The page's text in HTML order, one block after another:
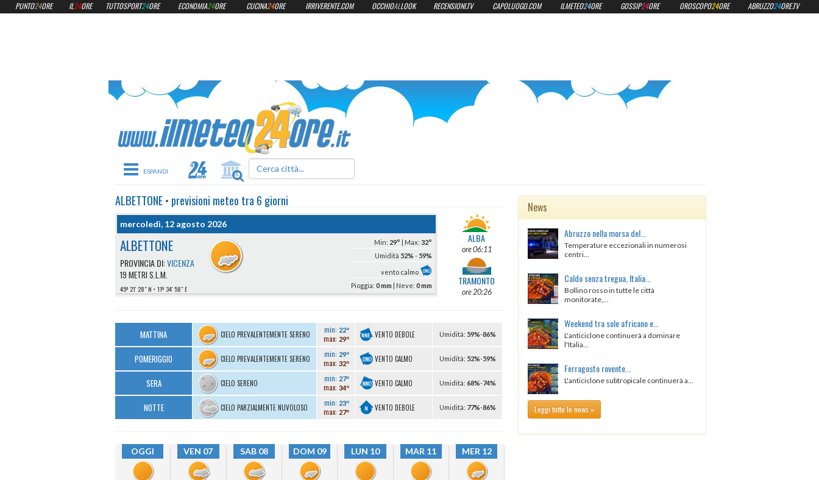
ilmeteo24ore.it
Toggle navigation
ALBETTONE• previsioni meteo tra 6 giorni
mercoledì, 12 agosto 2026
ALBETTONE
PROVINCIA DI:VICENZA
19 METRI S.L.M.
45º 21′ 28″ N 11º 34′ 58″ E
Min: 29° | Max:32°
Umidità 52%- 59%
vento calmo
Pioggia:0 mm | Neve:0 mm
ALBA
ore 06:11
TRAMONTO
ore 20:26
MATTINA CIELO PREVALENTEMENTE SERENO min: 22º
max: 29º VENTO DEBOLE Umidità: 59%-86%
POMERIGGIO CIELO PREVALENTEMENTE SERENO min: 29º
max: 32º VENTO CALMO Umidità: 52%-59%
SERA CIELO SERENO min: 27º
max: 34º VENTO CALMO Umidità: 68%-74%
NOTTE CIELO PARZIALMENTE NUVOLOSO min: 23º
max: 27º VENTO DEBOLE Umidità: 77%-86%
OGGI VEN 07 SAB 08 DOM 09 LUN 10 MAR 11 MER 12
News
Abruzzo nella morsa del...
Temperature eccezionali in numerosi
centri...
Caldo senza tregua, Italia...
Bollino rosso in tutte le città
monitorate,...
Weekend tra sole africano e...
L'anticiclone continuerà a dominare
l'Italia...
Ferragosto rovente...
L'anticiclone subtropicale continuerà a...
Leggi tutte le news »
PUNTO24ORE IL24ORE TUTTOSPORT24ORE ECONOMIA24ORE CUCINA24ORE IRRIVERENTE.COM OCCHIOALLOOK RECENSIONI.TV CAPOLUOGO.COM ILMETEO24ORE GOSSIP24ORE OROSCOPO24ORE ABRUZZO24ORE.TV